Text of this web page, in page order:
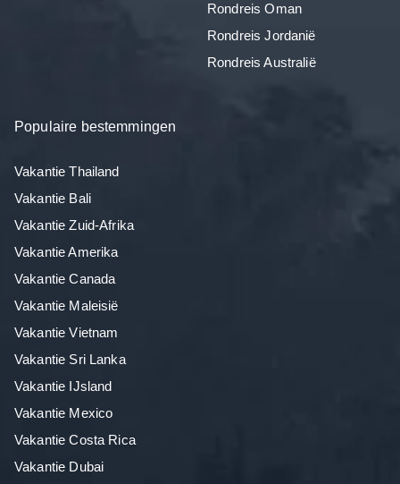
Rondreis Oman
Rondreis Jordanië
Rondreis Australië
Populaire bestemmingen
Vakantie Thailand
Vakantie Bali
Vakantie Zuid-Afrika
Vakantie Amerika
Vakantie Canada
Vakantie Maleisië
Vakantie Vietnam
Vakantie Sri Lanka
Vakantie IJsland
Vakantie Mexico
Vakantie Costa Rica
Vakantie Dubai